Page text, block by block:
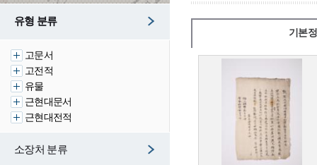
유형 분류
고문서
고전적
유물
근현대문서
근현대전적
소장처 분류
기본